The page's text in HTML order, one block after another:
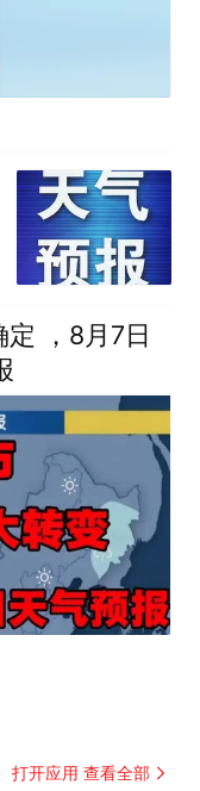
日
打开应用 查看全部